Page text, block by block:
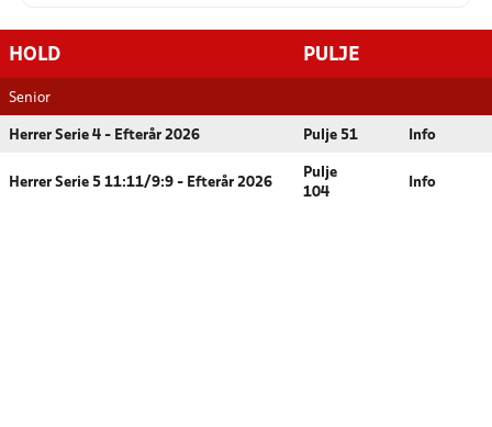
HOLD PULJE
Senior
Herrer Serie 4 - Efterår 2026 Pulje 51 Info
Herrer Serie 5 11:11/9:9 - Efterår 2026
Pulje
104
Info